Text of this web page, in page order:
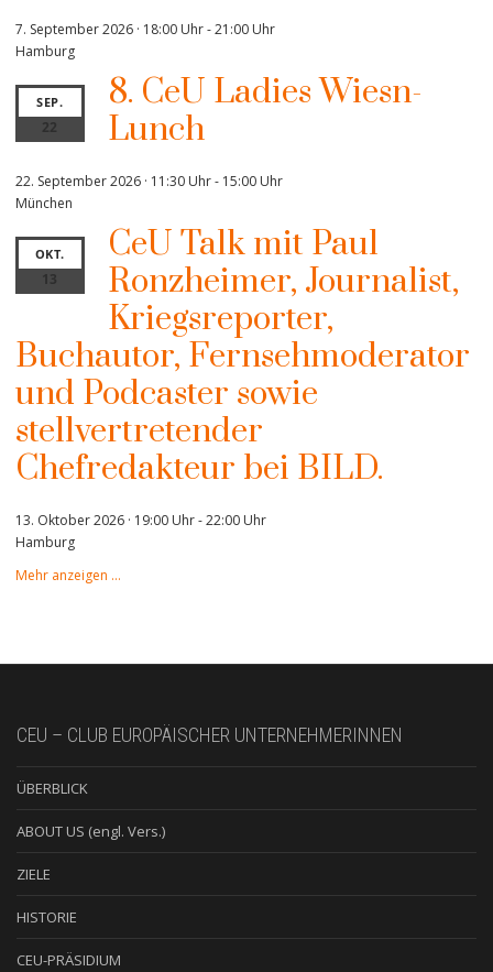
7. September 2026 · 18:00 Uhr-21:00 Uhr
Hamburg
SEP.
22
8. CeU Ladies Wiesn-
Lunch
22. September 2026 · 11:30 Uhr- 15:00 Uhr
München
OKT.
13
CeU Talk mit Paul
Ronzheimer, Journalist,
Kriegsreporter,
Buchautor, Fernsehmoderator
und Podcaster sowie
stellvertretender
Chefredakteur bei BILD.
13. Oktober 2026 · 19:00 Uhr-22:00 Uhr
Hamburg
Mehr anzeigen …
CEU – CLUB EUROPÄISCHER UNTERNEHMERINNEN
ÜBERBLICK
ABOUT US (engl. Vers.)
ZIELE
HISTORIE
CEU-PRÄSIDIUM